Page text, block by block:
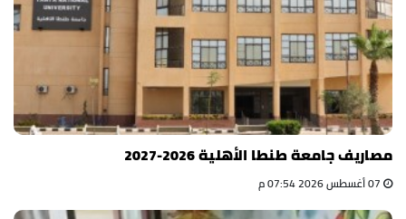
مصاريف جامعة طنطا الأهلية 2026-2027